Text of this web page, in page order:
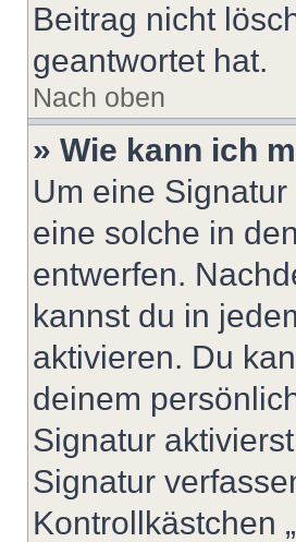
Beitrag nicht
geantwortet hat.
Nach oben
» Wie kann ich
Um eine
eine solche in
entwerfen.
kannst du in
aktivieren. Du
deinem
Signatur
Signatur
Kontrollkästchen